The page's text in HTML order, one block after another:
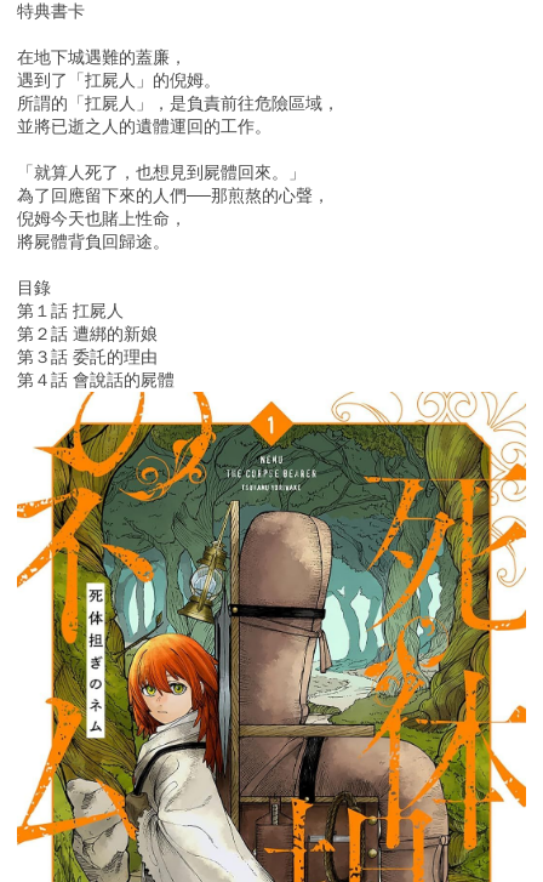
特典書卡
在地下城遇難的蓋廉，
遇到了「扛屍人」的倪姆。
所謂的「扛屍人」，是負責前往危險區域，
並將已逝之人的遺體運回的工作。
「就算人死了，也想見到屍體回來。」
為了回應留下來的人們──那煎熬的心聲，
倪姆今天也賭上性命，
將屍體背負回歸途。
目錄
第１話 扛屍人
第２話 遭綁的新娘
第３話 委託的理由
第４話 會說話的屍體